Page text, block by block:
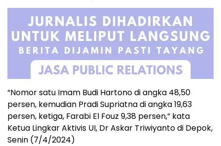
“Nomor satu Imam Budi Hartono di angka 48,50
persen, kemudian Pradi Supriatna di angka 19,63
persen, ketiga, Farabi El Fouz 9,38 persen,” kata
Ketua Lingkar Aktivis UI, Dr Askar Triwiyanto di Depok,
Senin (7/4/2024)